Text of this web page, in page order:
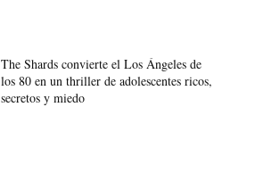
The Shards convierte el Los Ángeles de
los 80 en un thriller de adolescentes ricos,
secretos y miedo